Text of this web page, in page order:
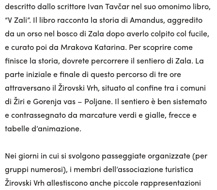
descritto dallo scrittore Ivan Tavčar nel suo omonimo libro,
“V Zali”. Il libro racconta la storia di Amandus, aggredito
da un orso nel bosco di Zala dopo averlo colpito col fucile,
e curato poi da Mrakova Katarina. Per scoprire come
finisce la storia, dovrete percorrere il sentiero di Zala. La
parte iniziale e finale di questo percorso di tre ore
attraversano il Žirovski Vrh, situato al confine tra i comuni
di Žiri e Gorenja vas – Poljane. Il sentiero è ben sistemato
e contrassegnato da marcature verdi e gialle, frecce e
tabelle d’animazione.
Nei giorni in cui si svolgono passeggiate organizzate (per
gruppi numerosi), i membri dell’associazione turistica
Žirovski Vrh allestiscono anche piccole rappresentazioni